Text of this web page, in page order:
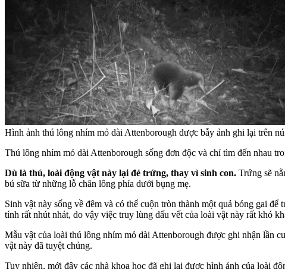
Hình ảnh thú lông nhím mỏ dài Attenborough được bẫy ảnh ghi lại trên
Thú lông nhím mỏ dài Attenborough sống đơn độc và chỉ tìm đến nhau
Dù là thú, loài động vật này lại đẻ trứng, thay vì sinh con. Trứng sẽ
bú sữa từ những lỗ chân lông phía dưới bụng mẹ.
Sinh vật này sống về đêm và có thể cuộn tròn thành một quả bóng gai
tính rất nhút nhát, do vậy việc truy lùng dấu vết của loài vật này rất khó
Mẫu vật của loài thú lông nhím mỏ dài Attenborough được ghi nhận lần
vật này đã tuyệt chủng.
Tuy nhiên, mới đây các nhà khoa học đã ghi lại được hình ảnh của loài